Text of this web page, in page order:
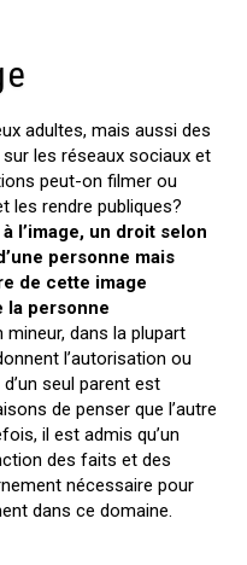
adultes, mais aussi des
les réseaux sociaux et
peut-on filmer ou
les rendre publiques?
l’image, un droit selon
personne mais
de cette image
la personne
mineur, dans la plupart
l’autorisation ou
seul parent est
de penser que l’autre
il est admis qu’un
des faits et des
nécessaire pour
dans ce domaine.